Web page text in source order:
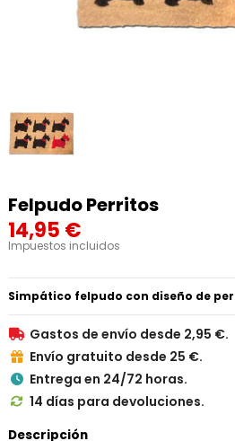
Felpudo Perritos
14,95 €
Impuestos incluidos
Simpático felpudo con diseño de
 Gastos de envío desde 2,95 €.
 Envío gratuito desde 25 €.
 Entrega en 24/72 horas.
 14 días para devoluciones.
Descripción